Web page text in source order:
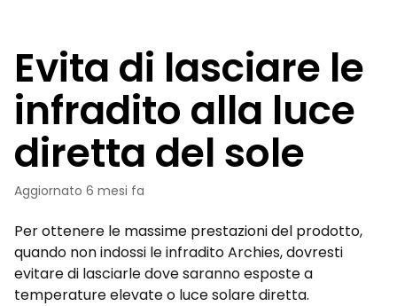
Evita di lasciare le
infradito alla luce
diretta del sole
Aggiornato 6 mesi fa
Per ottenere le massime prestazioni del prodotto,
quando non indossi le infradito Archies, dovresti
evitare di lasciarle dove saranno esposte a
temperature elevate o luce solare diretta.